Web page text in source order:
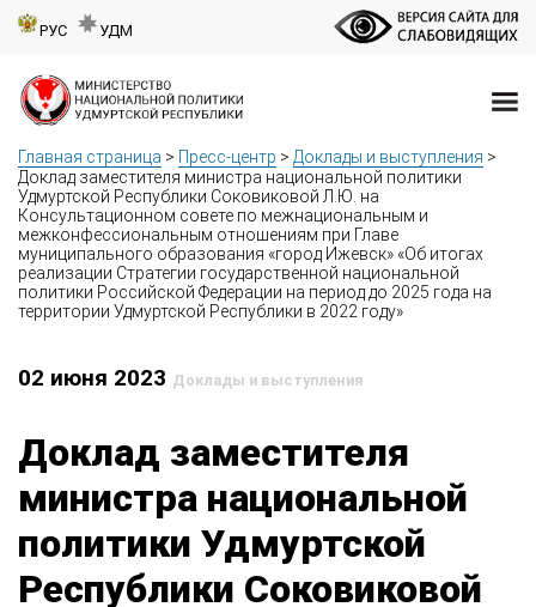
РУС УДМ
Главная страница > Пресс-центр > Доклады и выступления >
Доклад заместителя министра национальной политики
Удмуртской Республики Соковиковой Л.Ю. на
Консультационном совете по межнациональным и
межконфессиональным отношениям при Главе
муниципального образования «город Ижевск» «Об итогах
реализации Стратегии государственной национальной
политики Российской Федерации на период до 2025 года на
территории Удмуртской Республики в 2022 году»
02 июня 2023 Доклады и выступления
Доклад заместителя
министра национальной
политики Удмуртской
Республики Соковиковой